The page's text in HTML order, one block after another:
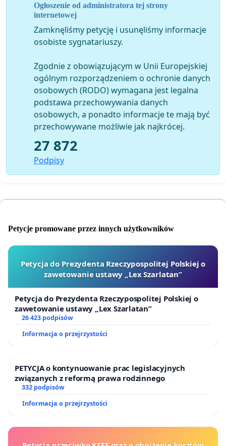
Wiecej informacji na:
https://www.facebook.com/events/173388852799883/
https://www.facebook.com/AnimePL?fref=ts
Polska/305386782909606
Ogłoszenie od administratora tej strony
internetowej
Zamknęliśmy petycję i usunęliśmy informacje
osobiste sygnatariuszy.
Zgodnie z obowiązującym w Unii Europejskiej
ogólnym rozporządzeniem o ochronie danych
osobowych (RODO) wymagana jest legalna
podstawa przechowywania danych
osobowych, a ponadto informacje te mają być
przechowywane możliwie jak najkrócej.
27 872
Podpisy
Petycje promowane przez innych użytkowników
Petycja do Prezydenta Rzeczypospolitej Polskiej o
zawetowanie ustawy „Lex Szarlatan”
Petycja do Prezydenta Rzeczypospolitej Polskiej o
zawetowanie ustawy „Lex Szarlatan”
26 423 podpisów
Informacja o przejrzystości
PETYCJA o kontynuowanie prac legislacyjnych
związanych z reformą prawa rodzinnego
332 podpisów
Informacja o przejrzystości